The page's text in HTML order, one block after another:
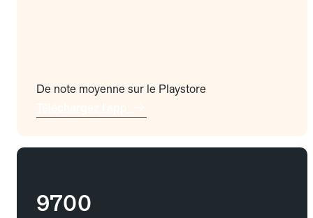
De note moyenne sur le Playstore
9700